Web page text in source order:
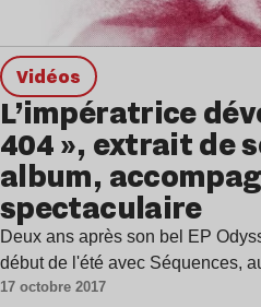
Vidéos
L’impératrice
404 », extrait de
album,
spectaculaire
Deux ans après son bel EP
début de l'été avec Séquences,
17 octobre 2017